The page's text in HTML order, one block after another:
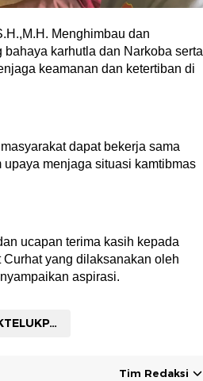
Menghimbau dan
karhutla dan Narkoba serta
keamanan dan ketertiban di
dapat bekerja sama
menjaga situasi kamtibmas
ucapan terima kasih kepada
yang dilaksanakan oleh
aspirasi.
POLSEKTELUKPANDAN
Tim Redaksi